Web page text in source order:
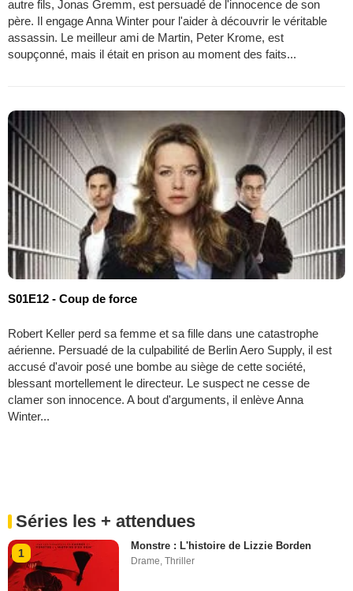
autre fils, Jonas Gremm, est persuadé de l'innocence de son
père. Il engage Anna Winter pour l'aider à découvrir le véritable
assassin. Le meilleur ami de Martin, Peter Krome, est
soupçonné, mais il était en prison au moment des faits...
S01E12 - Coup de force
Robert Keller perd sa femme et sa fille dans une catastrophe
aérienne. Persuadé de la culpabilité de Berlin Aero Supply, il est
accusé d'avoir posé une bombe au siège de cette société,
blessant mortellement le directeur. Le suspect ne cesse de
clamer son innocence. A bout d'arguments, il enlève Anna
Winter...
Séries les + attendues
1
Monstre : L'histoire de Lizzie Borden
Drame,Thriller